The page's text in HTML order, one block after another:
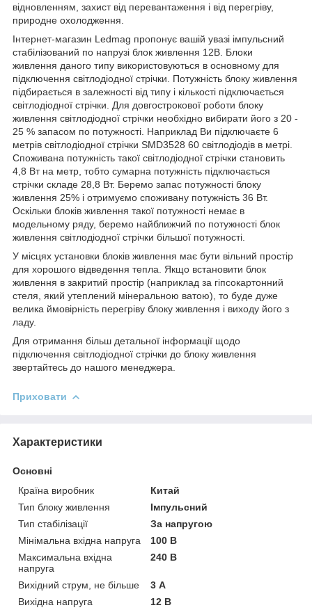
відновленням, захист від перевантаження і від перегріву,
природне охолодження.
Інтернет-магазин Ledmag пропонує вашій увазі імпульсний
стабілізований по напрузі блок живлення 12В. Блоки
живлення даного типу використовуються в основному для
підключення світлодіодної стрічки. Потужність блоку живлення
підбирається в залежності від типу і кількості підключається
світлодіодної стрічки. Для довгострокової роботи блоку
живлення світлодіодної стрічки необхідно вибирати його з 20 -
25 % запасом по потужності. Наприклад Ви підключаєте 6
метрів світлодіодної стрічки SMD3528 60 світлодіодів в метрі.
Споживана потужність такої світлодіодної стрічки становить
4,8 Вт на метр, тобто сумарна потужність підключається
стрічки складе 28,8 Вт. Беремо запас потужності блоку
живлення 25% і отримуємо споживану потужність 36 Вт.
Оскільки блоків живлення такої потужності немає в
модельному ряду, беремо найближчий по потужності блок
живлення світлодіодної стрічки більшої потужності.
У місцях установки блоків живлення має бути вільний простір
для хорошого відведення тепла. Якщо встановити блок
живлення в закритий простір (наприклад за гіпсокартонний
стеля, який утеплений мінеральною ватою), то буде дуже
велика ймовірність перегріву блоку живлення і виходу його з
ладу.
Для отримання більш детальної інформації щодо
підключення світлодіодної стрічки до блоку живлення
звертайтесь до нашого менеджера.
Приховати
Характеристики
Основні
Країна виробник
Китай
Тип блоку живлення
Імпульсний
Тип стабілізації
За напругою
Мінімальна вхідна напруга
100 В
Максимальна вхідна
напруга
240 В
Вихідний струм, не більше
3 А
Вихідна напруга
12 В